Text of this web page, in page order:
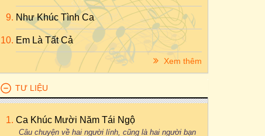
Như Khúc Tình Ca
Em Là Tất Cả
Xem thêm
TƯ LIỆU
Ca Khúc Mười Năm Tái Ngộ
Câu chuyện về hai người lính, cũng là hai người bạn